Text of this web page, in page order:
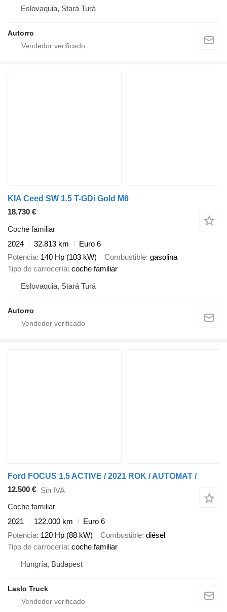
Eslovaquia, Stará Turá
Autorro
KIA Ceed SW 1.5 T-GDi Gold M6
18.730 €
Coche familiar
2024
32.813 km
Euro 6
Potencia 140 Hp (103 kW) Combustible gasolina
Tipo de carrocería coche familiar
Eslovaquia, Stará Turá
Autorro
Ford FOCUS 1.5 ACTIVE / 2021 ROK / AUTOMAT /
12.500 € Sin IVA
Coche familiar
2021
122.000 km
Euro 6
Potencia 120 Hp (88 kW) Combustible diésel
Tipo de carrocería coche familiar
Hungría, Budapest
Laslo Truck